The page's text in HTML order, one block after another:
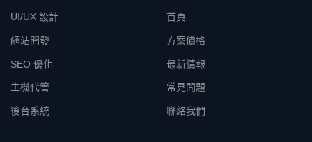
UI/UX 設計
網站開發
SEO 優化
主機代管
後台系統
首頁
方案價格
最新情報
常見問題
聯絡我們